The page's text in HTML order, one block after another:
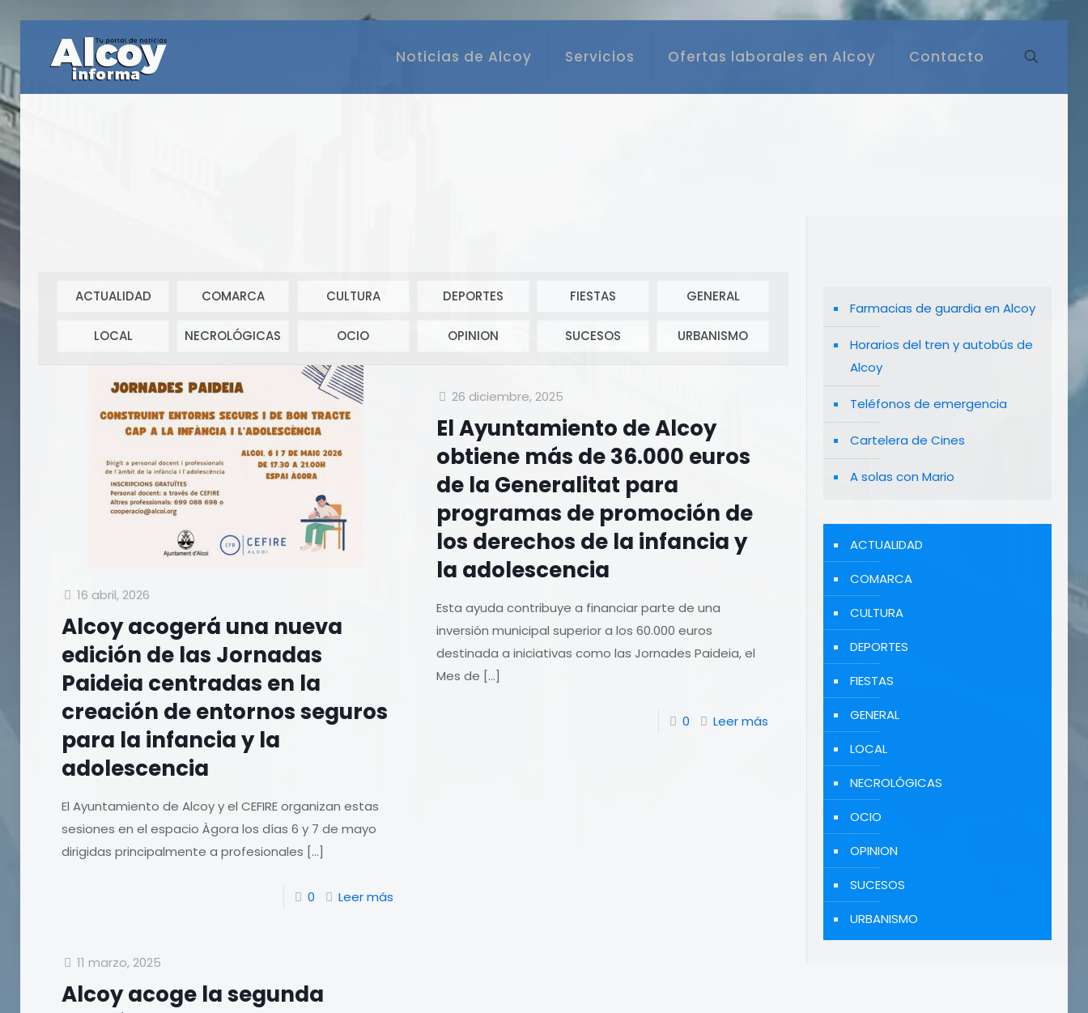
Noticias de Alcoy Servicios Ofertas laborales en Alcoy Contacto
ACTUALIDAD COMARCA CULTURA DEPORTES FIESTAS GENERAL
LOCAL NECROLÓGICAS OCIO OPINION SUCESOS URBANISMO
16 abril, 2026
Alcoy acogerá una nueva
edición de las Jornadas
Paideia centradas en la
creación de entornos seguros
para la infancia y la
adolescencia
El Ayuntamiento de Alcoy y el CEFIRE organizan estas
sesiones en el espacio Àgora los días 6 y 7 de mayo
dirigidas principalmente a profesionales […]
0 Leer más
26 diciembre, 2025
El Ayuntamiento de Alcoy
obtiene más de 36.000 euros
de la Generalitat para
programas de promoción de
los derechos de la infancia y
la adolescencia
Esta ayuda contribuye a financiar parte de una
inversión municipal superior a los 60.000 euros
destinada a iniciativas como las Jornades Paideia, el
Mes de […]
0 Leer más
11 marzo, 2025
Alcoy acoge la segunda
Farmacias de guardia en Alcoy
Horarios del tren y autobús de
Alcoy
Teléfonos de emergencia
Cartelera de Cines
A solas con Mario
ACTUALIDAD
COMARCA
CULTURA
DEPORTES
FIESTAS
GENERAL
LOCAL
NECROLÓGICAS
OCIO
OPINION
SUCESOS
URBANISMO